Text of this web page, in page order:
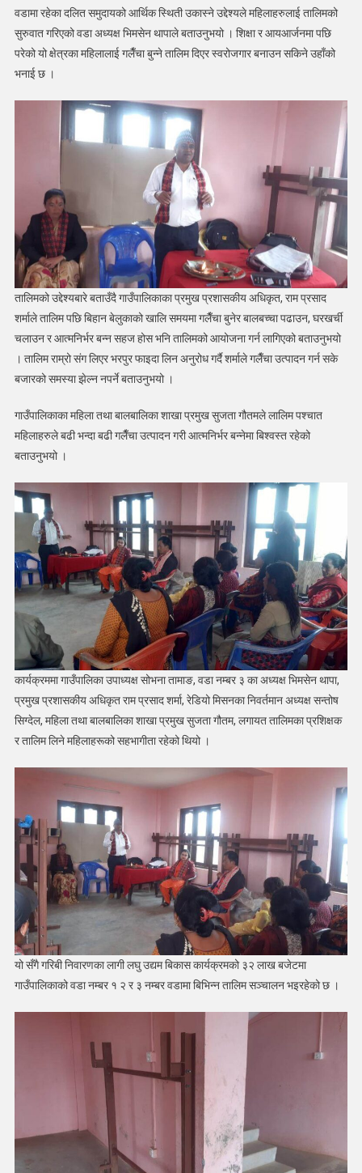
वडामा रहेका दलित समुदायको आर्थिक स्थिती उकास्ने उद्देश्यले महिलाहरुलाई तालिमको
सुरुवात गरिएको वडा अध्यक्ष भिमसेन थापाले बताउनुभयो । शिक्षा र आयआर्जनमा पछि
परेको यो क्षेत्रका महिलालाई गलैँचा बुन्ने तालिम दिएर स्वरोजगार बनाउन सकिने उहाँको
भनाई छ ।
तालिमको उद्देश्यबारे बताउँदै गाउँपालिकाका प्रमुख प्रशासकीय अधिकृत, राम प्रसाद
शर्माले तालिम पछि बिहान बेलुकाको खालि समयमा गलैँचा बुनेर बालबच्चा पढाउन, घरखर्ची
चलाउन र आत्मनिर्भर बन्न सहज होस भनि तालिमको आयोजना गर्न लागिएको बताउनुभयो
। तालिम राम्रो संग लिएर भरपुर फाइदा लिन अनुरोध गर्दै शर्माले गलैँचा उत्पादन गर्न सके
बजारको समस्या झेल्न नपर्ने बताउनुभयो ।
गाउँपालिकाका महिला तथा बालबालिका शाखा प्रमुख सुजता गौतमले लालिम पश्चात
महिलाहरुले बढी भन्दा बढी गलैँचा उत्पादन गरी आत्मनिर्भर बन्नेमा बिश्वस्त रहेको
बताउनुभयो ।
कार्यक्रममा गाउँपालिका उपाध्यक्ष सोभना तामाङ, वडा नम्बर ३ का अध्यक्ष भिमसेन थापा,
प्रमुख प्रशासकीय अधिकृत राम प्रसाद शर्मा, रेडियो मिसनका निवर्तमान अध्यक्ष सन्तोष
सिग्देल, महिला तथा बालबालिका शाखा प्रमुख सुजता गौतम, लगायत तालिमका प्रशिक्षक
र तालिम लिने महिलाहरूको सहभागीता रहेको थियो ।
यो सँगै गरिबी निवारणका लागी लघु उद्यम बिकास कार्यक्रमको ३२ लाख बजेटमा
गाउँपालिकाको वडा नम्बर १ २ र ३ नम्बर वडामा बिभिन्न तालिम सञ्चालन भइरहेको छ ।